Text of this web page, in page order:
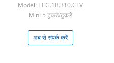
Model: EEG.1B.310.CLV
Min: 5 टुकड़े/टुकड़े
अब से संपर्क करें